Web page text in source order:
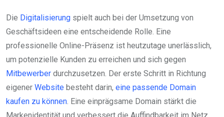
Die Digitalisierung spielt auch bei der Umsetzung von
Geschäftsideen eine entscheidende Rolle. Eine
professionelle Online-Präsenz ist heutzutage unerlässlich,
um potenzielle Kunden zu erreichen und sich gegen
Mitbewerber durchzusetzen. Der erste Schritt in Richtung
eigener Website besteht darin, eine passende Domain
kaufen zu können. Eine einprägsame Domain stärkt die